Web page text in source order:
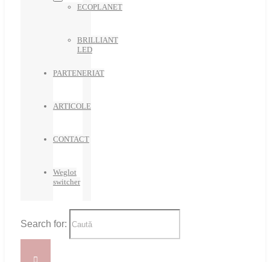
ECOPLANET
BRILLIANT
LED
PARTENERIAT
ARTICOLE
CONTACT
Weglot
switcher
Search for: